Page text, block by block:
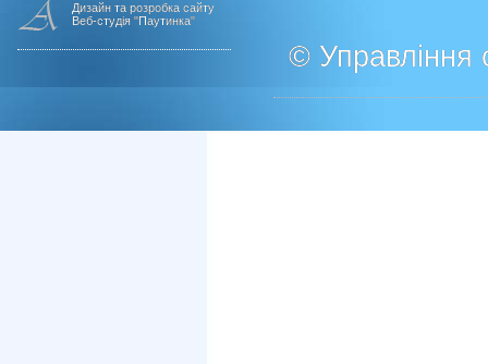
Дизайн та розробка сайту
Веб-студія "Паутинка"
© Управління